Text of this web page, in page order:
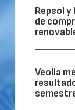
Repsol y
de
Veolia